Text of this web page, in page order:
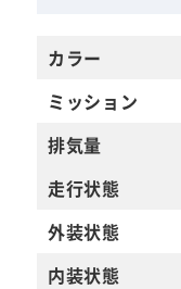
カラー
ミッション
排気量
走行状態
外装状態
内装状態